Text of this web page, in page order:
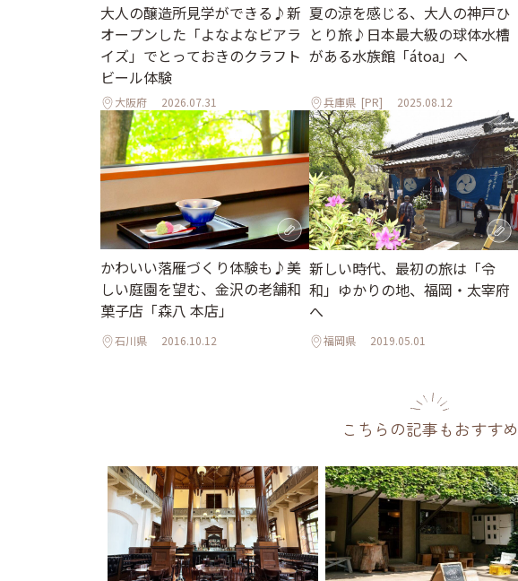
大人の醸造所見学ができる♪新
オープンした「よなよなビアラ
イズ」でとっておきのクラフト
ビール体験
大阪府 2026.07.31
夏の涼を感じる、大人の神戸ひ
とり旅♪日本最大級の球体水槽
がある水族館「átoa」へ
兵庫県 [PR] 2025.08.12
かわいい落雁づくり体験も♪美
しい庭園を望む、金沢の老舗和
菓子店「森八 本店」
石川県 2016.10.12
新しい時代、最初の旅は「令
和」ゆかりの地、福岡・太宰府
へ
福岡県 2019.05.01
こちらの記事もおすすめ